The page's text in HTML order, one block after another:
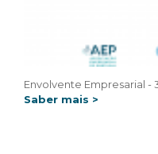
Envolvente Empresarial -
Saber mais >